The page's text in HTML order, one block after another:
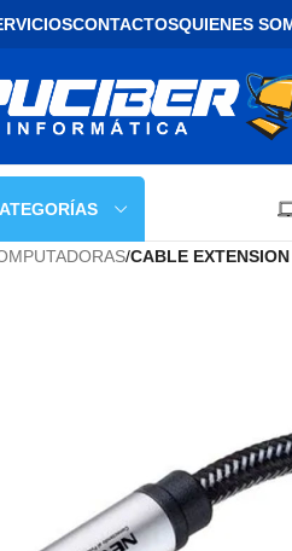
CONTACTOSQUIENES
/CABLE